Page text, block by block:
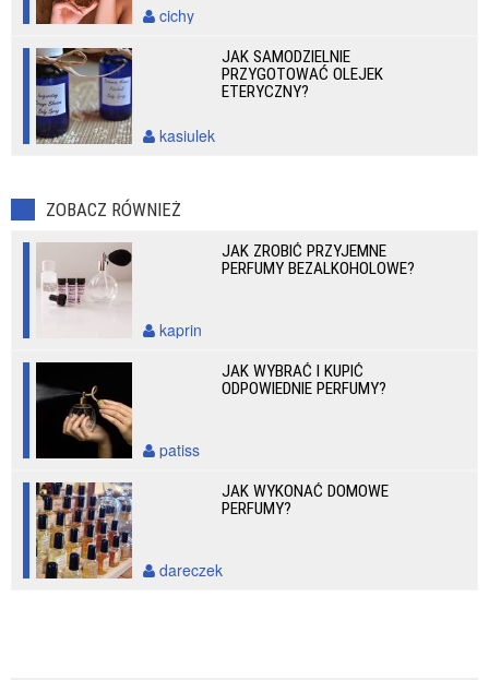
cichy
JAK SAMODZIELNIE
PRZYGOTOWAĆ OLEJEK
ETERYCZNY?
kasiulek
ZOBACZ RÓWNIEŻ
JAK ZROBIĆ PRZYJEMNE
PERFUMY BEZALKOHOLOWE?
kaprin
JAK WYBRAĆ I KUPIĆ
ODPOWIEDNIE PERFUMY?
patiss
JAK WYKONAĆ DOMOWE
PERFUMY?
dareczek